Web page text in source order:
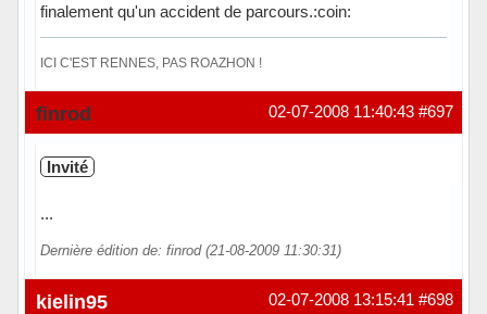
finalement qu'un accident de parcours.:coin:
ICI C'EST RENNES, PAS ROAZHON !
Hors ligne #697
02-07-2008 11:40:43
finrod
Invité
...
Dernière édition de: finrod (21-08-2009 11:30:31)
#698
02-07-2008 13:15:41
kielin95